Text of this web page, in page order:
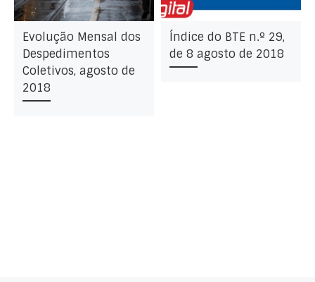
Evolução Mensal dos
Despedimentos
Coletivos, agosto de
2018
Índice do BTE n.º 29,
de 8 agosto de 2018